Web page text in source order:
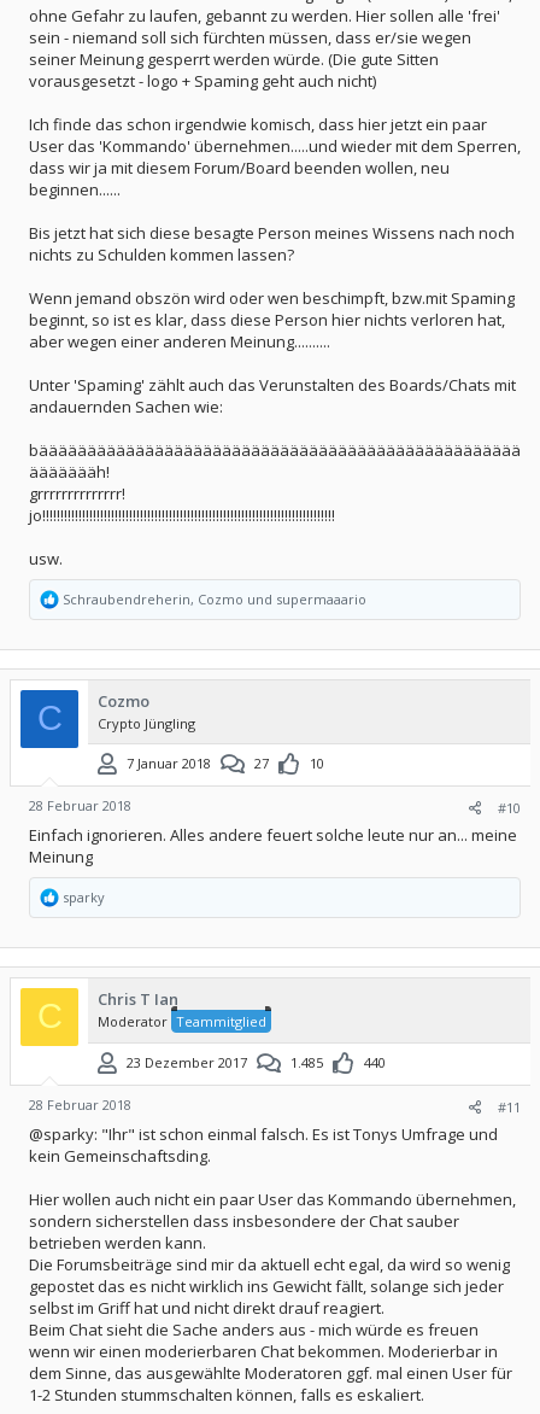
ohne Gefahr zu laufen, gebannt zu werden. Hier sollen alle 'frei'
sein - niemand soll sich fürchten müssen, dass er/sie wegen
seiner Meinung gesperrt werden würde. (Die gute Sitten
vorausgesetzt - logo + Spaming geht auch nicht)
Ich finde das schon irgendwie komisch, dass hier jetzt ein paar
User das 'Kommando' übernehmen.....und wieder mit dem Sperren,
dass wir ja mit diesem Forum/Board beenden wollen, neu
beginnen......
Bis jetzt hat sich diese besagte Person meines Wissens nach noch
nichts zu Schulden kommen lassen?
Wenn jemand obszön wird oder wen beschimpft, bzw.mit Spaming
beginnt, so ist es klar, dass diese Person hier nichts verloren hat,
aber wegen einer anderen Meinung..........
Unter 'Spaming' zählt auch das Verunstalten des Boards/Chats mit
andauernden Sachen wie:
bääääääääääääääääääääääääääääääääääääääääääääääääää
äääääääh!
grrrrrrrrrrrrrr!
jo!!!!!!!!!!!!!!!!!!!!!!!!!!!!!!!!!!!!!!!!!!!!!!!!!!!!!!!!!!!!!!!!!!!!!!!!!!!!!!!!!
usw.
R
e
k
t
i
Schraubendreherin, Cozmo und supermaaario
C Cozmo
Crypto Jüngling
7 Januar 2018 27 10
28 Februar 2018 #10
Einfach ignorieren. Alles andere feuert solche leute nur an... meine
Meinung
R
e
k
t
i
sparky
C Chris T Ian
Moderator Teammitglied
23 Dezember 2017 1.485 440
28 Februar 2018 #11
@sparky: "Ihr" ist schon einmal falsch. Es ist Tonys Umfrage und
kein Gemeinschaftsding.
Hier wollen auch nicht ein paar User das Kommando übernehmen,
sondern sicherstellen dass insbesondere der Chat sauber
betrieben werden kann.
Die Forumsbeiträge sind mir da aktuell echt egal, da wird so wenig
gepostet das es nicht wirklich ins Gewicht fällt, solange sich jeder
selbst im Griff hat und nicht direkt drauf reagiert.
Beim Chat sieht die Sache anders aus - mich würde es freuen
wenn wir einen moderierbaren Chat bekommen. Moderierbar in
dem Sinne, das ausgewählte Moderatoren ggf. mal einen User für
1-2 Stunden stummschalten können, falls es eskaliert.